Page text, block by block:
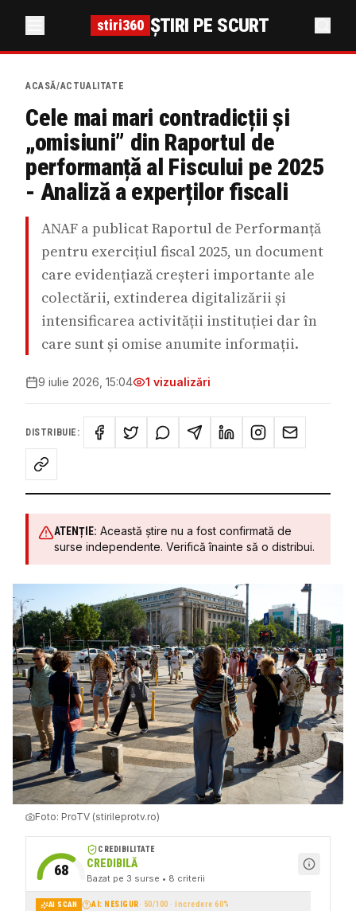
stiri360 ȘTIRI PE SCURT
ACASĂ/ACTUALITATE
Cele mai mari contradicții și
„omisiuni” din Raportul de
performanță al Fiscului pe 2025
- Analiză a experților fiscali
ANAF a publicat Raportul de Performanță
pentru exercițiul fiscal 2025, un document
care evidențiază creșteri importante ale
colectării, extinderea digitalizării și
intensificarea activității instituției dar în
care sunt și omise anumite informații.
9 iulie 2026, 15:04 1 vizualizări
DISTRIBUIE:
ATENȚIE: Această știre nu a fost confirmată de
surse independente. Verifică înainte să o distribui.
Foto: ProTV (stirileprotv.ro)
68
CREDIBILITATE
CREDIBILĂ
Bazat pe 3 surse • 8 criterii
AI SCAN AI: NESIGUR· 50/100 · încredere60%